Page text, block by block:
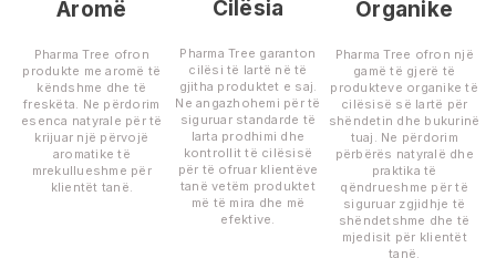
Aromë
Pharma Tree ofron
produkte me aromë të
këndshme dhe të
freskëta. Ne përdorim
esenca natyrale për të
krijuar një përvojë
aromatike të
mrekullueshme për
klientët tanë.
Cilësia
Pharma Tree garanton
cilësi të lartë në të
gjitha produktet e saj.
Ne angazhohemi për të
siguruar standarde të
larta prodhimi dhe
kontrollit të cilësisë
për të ofruar klientëve
tanë vetëm produktet
më të mira dhe më
efektive.
Organike
Pharma Tree ofron një
gamë të gjerë të
produkteve organike të
cilësisë së lartë për
shëndetin dhe bukurinë
tuaj. Ne përdorim
përbërës natyralë dhe
praktika të
qëndrueshme për të
siguruar zgjidhje të
shëndetshme dhe të
mjedisit për klientët
tanë.